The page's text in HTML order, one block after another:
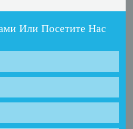
Или Посетите Нас